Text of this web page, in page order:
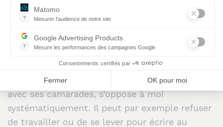
Un petit garçon de ma classe de CE2 présente
ce qui s’apparente à des «
comportement». Il n’est pas diagnostiqué, d’où
les guillemets.Il est arrivé dans notre école
cette année et a beaucoup de mal à s’intégrer
Il est violent verbalement et physiquement
avec ses camarades, s’oppose à moi
systématiquement. Il peut par exemple refuser
de travailler ou de se lever pour écrire au